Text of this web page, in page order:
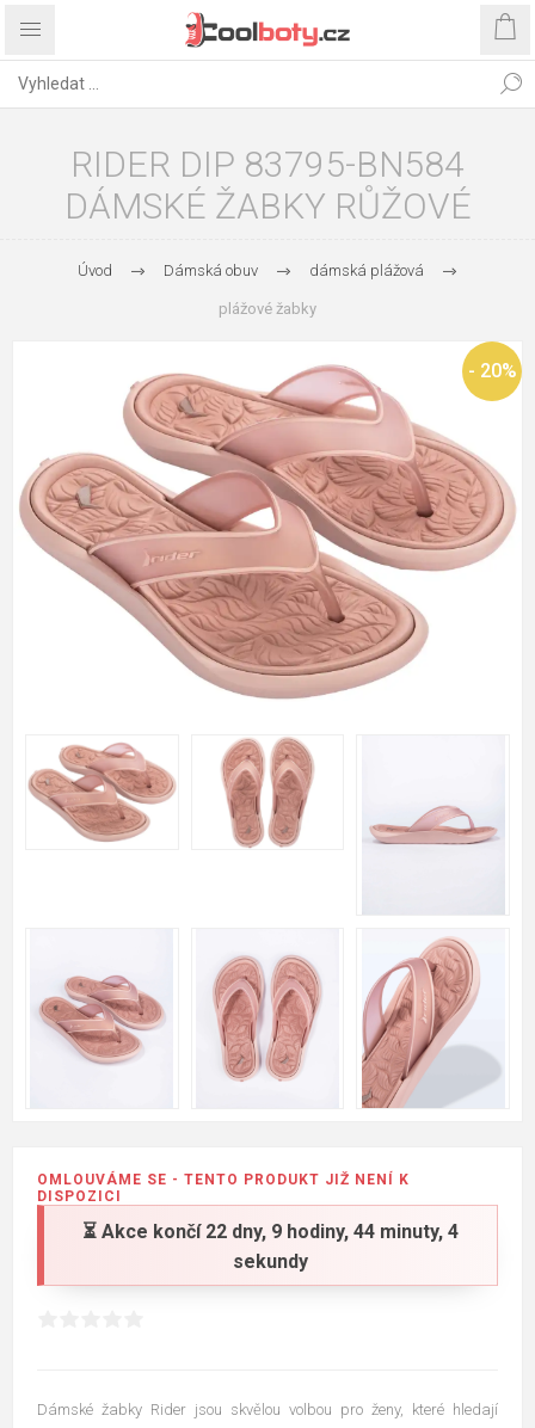
RIDER DIP 83795-BN584
DÁMSKÉ ŽABKY RŮŽOVÉ
Úvod Dámská obuv dámská plážová
plážové žabky
- 20%
OMLOUVÁME SE - TENTO PRODUKT JIŽ NENÍ K
DISPOZICI
⏳ Akce končí 22 dny, 9 hodiny, 44 minuty, 3
sekundy
Dámské žabky Rider jsou skvělou volbou pro ženy, které hledají